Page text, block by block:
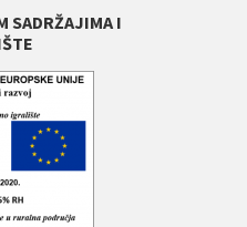
SADRŽAJIMA I